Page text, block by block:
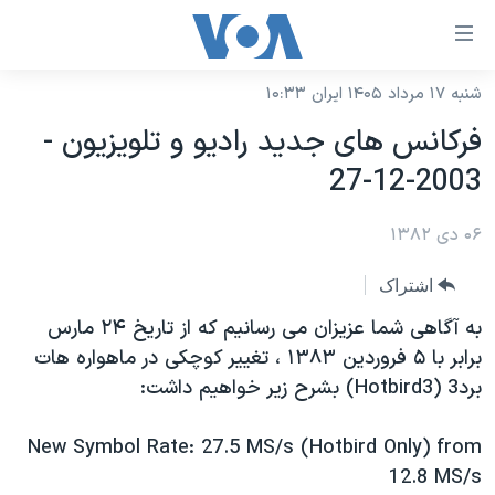
لینکهای
دسترسی
جهش
محتوای
اصلی
جهش
صفحه
اصلی
جهش
به
جستجو
نسخه سبک وب‌سایت
موضوع ها
ایران
آمریکا
جهان
ورزشی
گزیده‌ها
ویژه برنامه‌ها
ویدیوها
برنامه های تلویزیونی
جدول برنامه ها
صفحه‌های ویژه
جام جهانی ۲۰۲۶
عملیات خشم حماسی
۲۵۰سالگی آمریکا
بایگانی برنامه‌های تلویزیونی
فرکانس‌های صدای آمریکا
پخش رادیویی
یادگیری زبان انگلیسی
شنبه ۱۷ مرداد ۱۴۰۵ ایران ۱۰:۳۳
فرکانس های جديد راديو و تلويزيون -
2003-12-27
۰۶ دی ۱۳۸۲
اشتراک
به آگاهی شما عزيزان می رسانيم که از تاريخ ۲۴ مارس
برابر با ۵ فروردين ۱۳۸۳ ، تغيير کوچکی در ماهواره هات
برد3 (Hotbird3) بشرح زير خواهيم داشت:
New Symbol Rate: 27.5 MS/s (Hotbird Only) from
12.8 MS/s